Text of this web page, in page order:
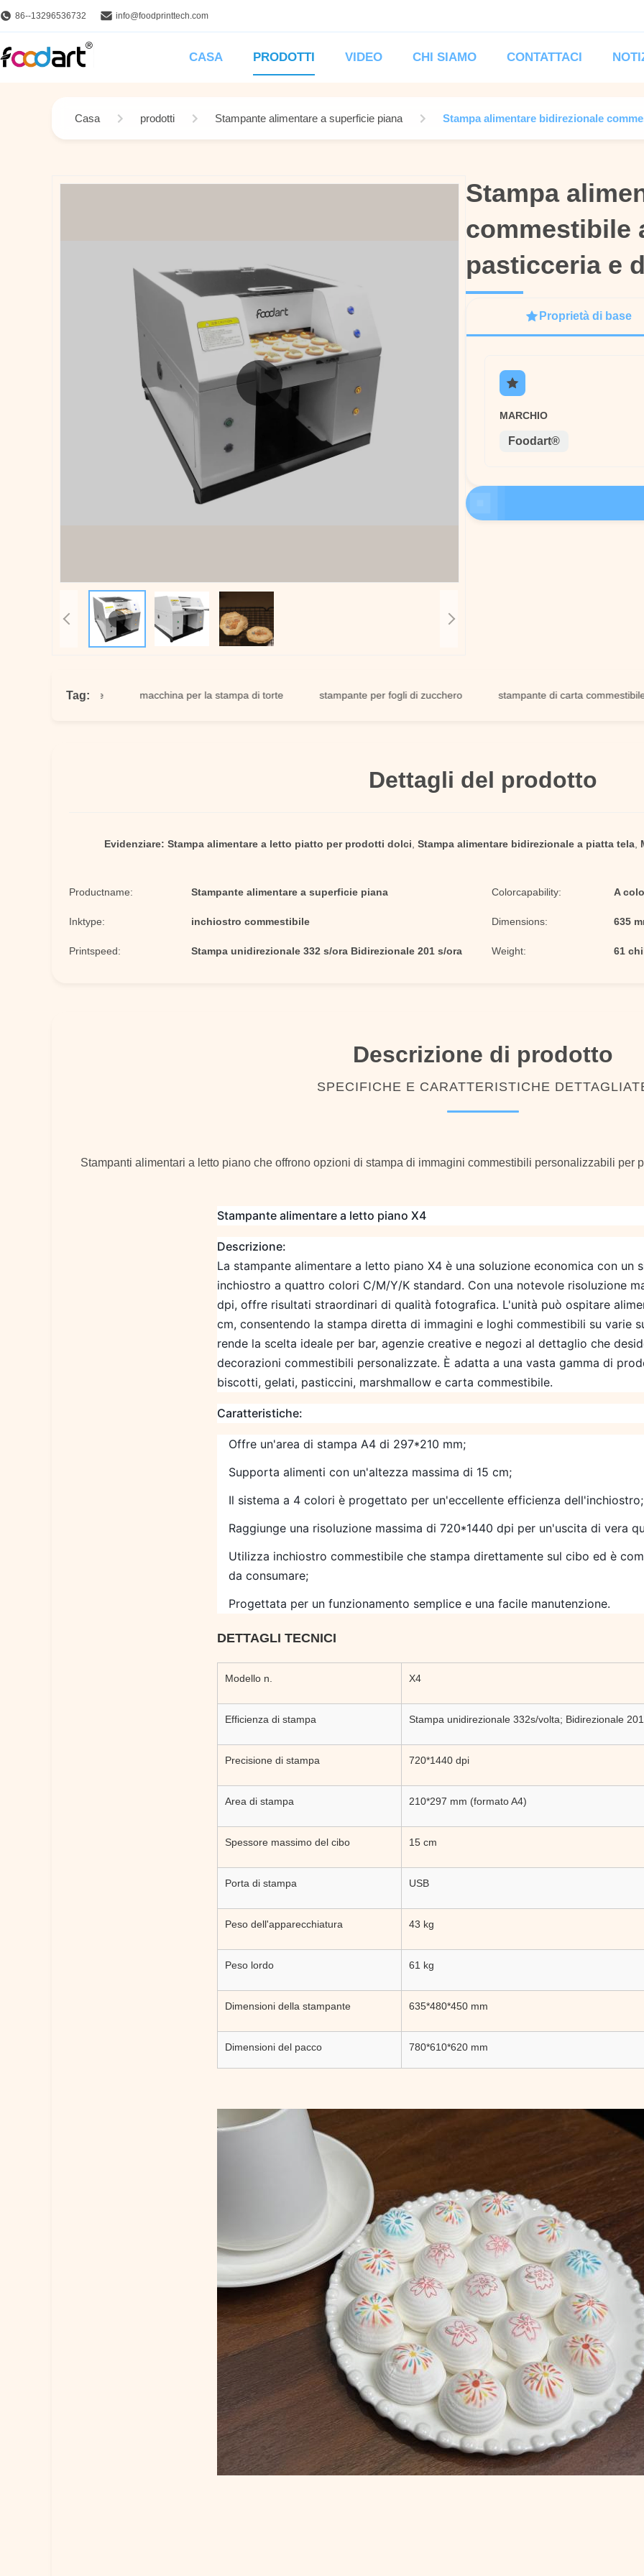
86--13296536732 info@foodprinttech.com
CASA PRODOTTI VIDEO CHI SIAMO CONTATTACI
Casa prodotti Stampante alimentare a superficie piana Stampa alimentare bidirezionale
Stampa
commestibile
pasticceria e
Stampa
commestibile
pasticceria e
Proprietà di base
MARCHIO
Foodart®
Tag:
commestibile macchina per la stampa di torte stampante per fogli di zucchero stampante di carta commestibile
Dettagli del prodotto
Evidenziare: Stampa alimentare a letto piatto per prodotti dolci Stampa alimentare bidirezionale a piatta tela,
Productname: Stampante alimentare a superficie piana Colorcapability: A
Inktype: inchiostro commestibile Dimensions: 635
Printspeed: Stampa unidirezionale 332 s/ora Bidirezionale 201 s/ora Weight: 61
Descrizione di prodotto
SPECIFICHE E CARATTERISTICHE
Stampanti alimentari a letto piano che offrono opzioni di stampa di immagini commestibili personalizzabili per
Stampante alimentare a letto piano X4
Descrizione:
La stampante alimentare a letto piano X4 è una soluzione economica con un
inchiostro a quattro colori C/M/Y/K standard. Con una notevole risoluzione
dpi, offre risultati straordinari di qualità fotografica. L'unità può ospitare
cm, consentendo la stampa diretta di immagini e loghi commestibili su varie
rende la scelta ideale per bar, agenzie creative e negozi al dettaglio che
decorazioni commestibili personalizzate. È adatta a una vasta gamma di
biscotti, gelati, pasticcini, marshmallow e carta commestibile.
Caratteristiche:
Offre un'area di stampa A4 di 297*210 mm;
Supporta alimenti con un'altezza massima di 15 cm;
Il sistema a 4 colori è progettato per un'eccellente efficienza dell'inchiostro;
Raggiunge una risoluzione massima di 720*1440 dpi per un'uscita di vera
Utilizza inchiostro commestibile che stampa direttamente sul cibo ed è
da consumare;
Progettata per un funzionamento semplice e una facile manutenzione.
DETTAGLI TECNICI
Modello n. X4
Efficienza di stampa Stampa unidirezionale 332s/volta; Bidirezionale
Precisione di stampa 720*1440 dpi
Area di stampa 210*297 mm (formato A4)
Spessore massimo del cibo 15 cm
Porta di stampa USB
Peso dell'apparecchiatura 43 kg
Peso lordo 61 kg
Dimensioni della stampante 635*480*450 mm
Dimensioni del pacco 780*610*620 mm